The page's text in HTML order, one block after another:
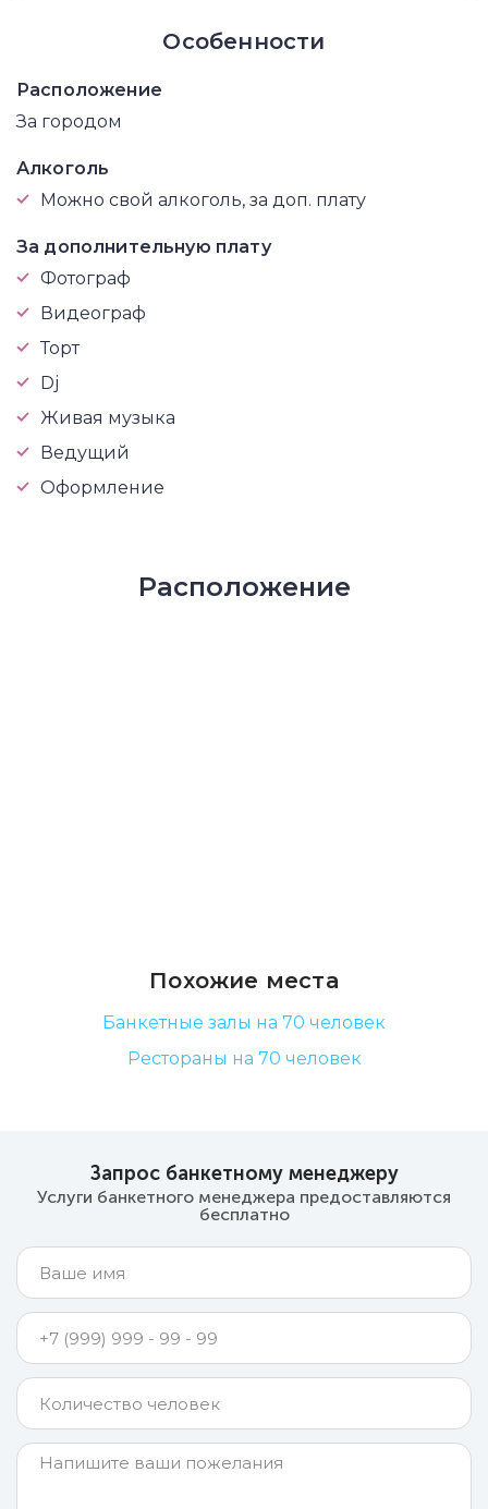
Особенности
Расположение
За городом
Алкоголь
Можно свой алкоголь, за доп. плату
За дополнительную плату
Фотограф
Видеограф
Торт
Dj
Живая музыка
Ведущий
Оформление
Расположение
Похожие места
Банкетные залы на 70 человек
Рестораны на 70 человек
Запрос банкетному менеджеру
Услуги банкетного менеджера предоставляются
бесплатно